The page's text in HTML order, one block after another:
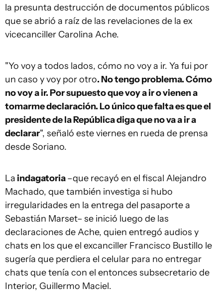
la presunta destrucción de documentos públicos
que se abrió a raíz de las revelaciones de la ex
vicecanciller Carolina Ache.
"Yo voy a todos lados, cómo no voy a ir. Ya fui por
un caso y voy por otro. No tengo problema. Cómo
no voy a ir. Por supuesto que voy a ir o vienen a
tomarme declaración. Lo único que falta es que el
presidente de la República diga que no va a ir a
declarar", señaló este viernes en rueda de prensa
desde Soriano.
La indagatoria–que recayó en el fiscal Alejandro
Machado, que también investiga si hubo
irregularidades en la entrega del pasaporte a
Sebastián Marset– se inició luego de las
declaraciones de Ache, quien entregó audios y
chats en los que el excanciller Francisco Bustillo le
sugería que perdiera el celular para no entregar
chats que tenía con el entonces subsecretario de
Interior, Guillermo Maciel.